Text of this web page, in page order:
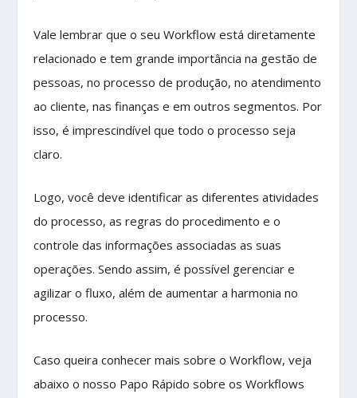
Vale lembrar que o seu Workflow está diretamente
relacionado e tem grande importância na gestão de
pessoas, no processo de produção, no atendimento
ao cliente, nas finanças e em outros segmentos. Por
isso, é imprescindível que todo o processo seja
claro.
Logo, você deve identificar as diferentes atividades
do processo, as regras do procedimento e o
controle das informações associadas as suas
operações. Sendo assim, é possível gerenciar e
agilizar o fluxo, além de aumentar a harmonia no
processo.
Caso queira conhecer mais sobre o Workflow, veja
abaixo o nosso Papo Rápido sobre os Workflows